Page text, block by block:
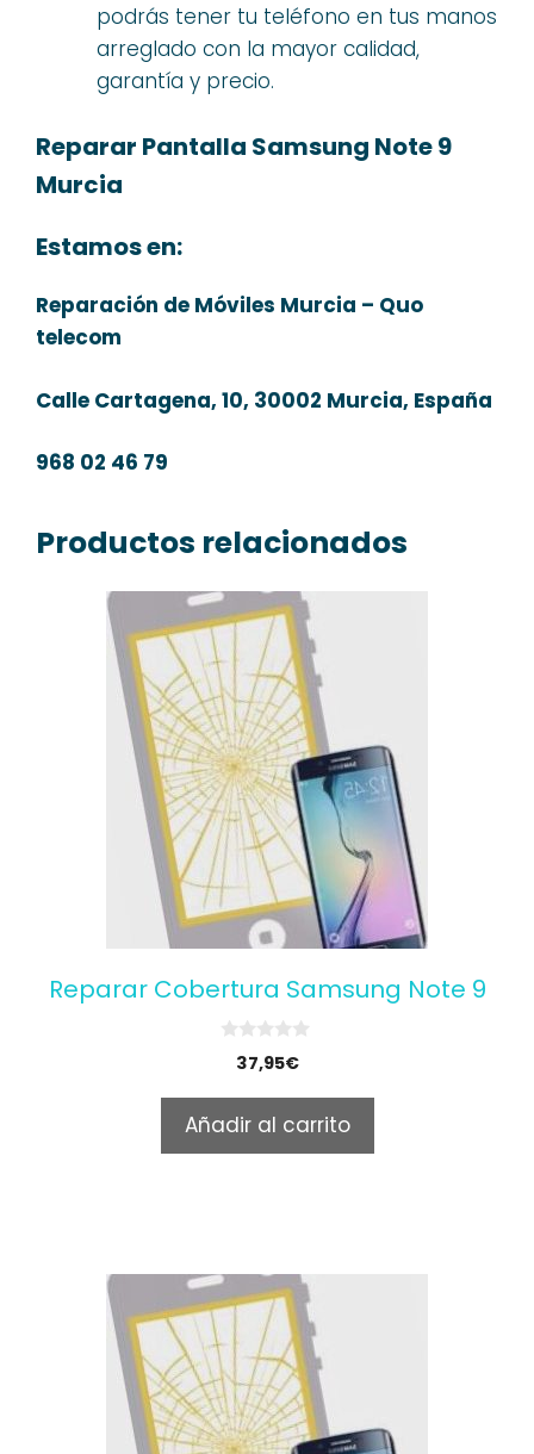
podrás tener tu teléfono en tus manos
arreglado con la mayor calidad,
garantía y precio.
Reparar Pantalla Samsung Note 9
Murcia
Estamos en:
Reparación de Móviles Murcia – Quo
telecom
Calle Cartagena, 10, 30002 Murcia, España
968 02 46 79
Productos relacionados
Reparar Cobertura Samsung Note 9
o
f
5
37,95€
Añadir al carrito